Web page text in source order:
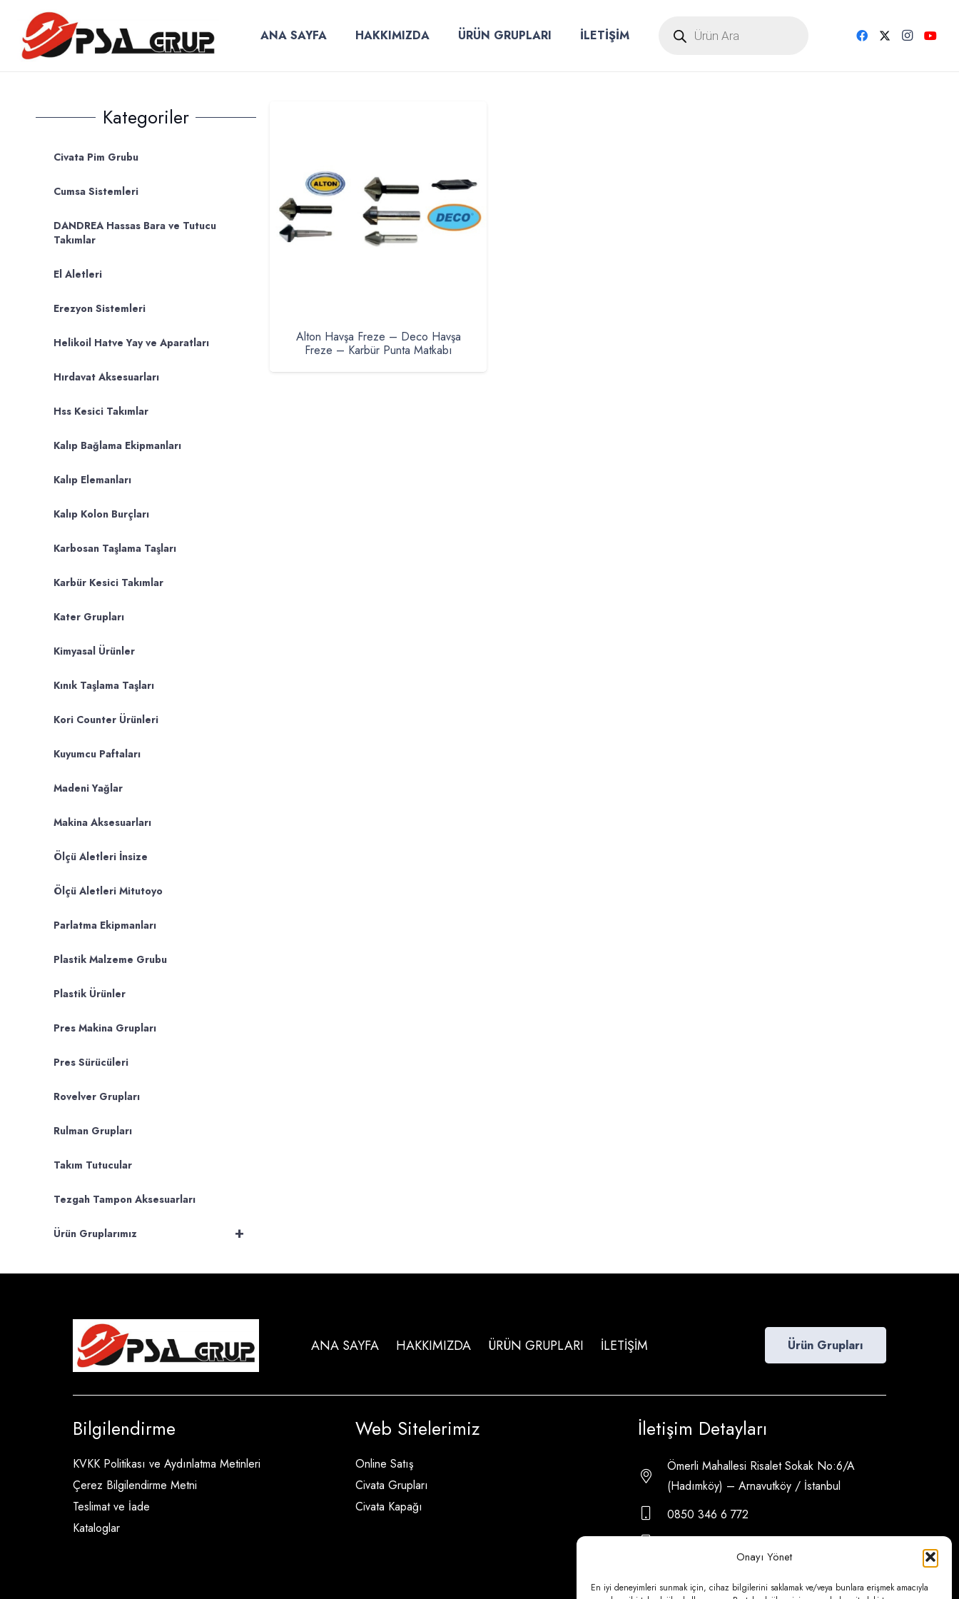
Onayı Yönet
En iyi deneyimleri sunmak için, cihaz bilgilerini saklamak ve/veya bunlara erişmek amacıyla
ANA SAYFA HAKKIMIZDA ÜRÜN GRUPLARI İLETİŞİM search
Kategoriler
Civata Pim Grubu
Cumsa Sistemleri
DANDREA Hassas Bara ve Tutucu
Takımlar
El Aletleri
Erezyon Sistemleri
Helikoil Hatve Yay ve Aparatları
Hırdavat Aksesuarları
Hss Kesici Takımlar
Kalıp Bağlama Ekipmanları
Kalıp Elemanları
Kalıp Kolon Burçları
Karbosan Taşlama Taşları
Karbür Kesici Takımlar
Kater Grupları
Kimyasal Ürünler
Kınık Taşlama Taşları
Kori Counter Ürünleri
Kuyumcu Paftaları
Madeni Yağlar
Makina Aksesuarları
Ölçü Aletleri İnsize
Ölçü Aletleri Mitutoyo
Parlatma Ekipmanları
Plastik Malzeme Grubu
Plastik Ürünler
Pres Makina Grupları
Pres Sürücüleri
Rovelver Grupları
Rulman Grupları
Takım Tutucular
Tezgah Tampon Aksesuarları
+
Ürün Gruplarımız
Alton Havşa Freze – Deco Havşa
Freze – Karbür Punta Matkabı
ANA SAYFA HAKKIMIZDA ÜRÜN GRUPLARI İLETİŞİM Ürün Grupları
Bilgilendirme
KVKK Politikası ve Aydınlatma Metinleri
Çerez Bilgilendirme Metni
Teslimat ve İade
Kataloglar
Web Sitelerimiz
Online Satış
Civata Grupları
Civata Kapağı
İletişim Detayları
Ömerli Mahallesi Risalet Sokak No:6/A
(Hadımköy) – Arnavutköy / İstanbul
0850 346 6 772